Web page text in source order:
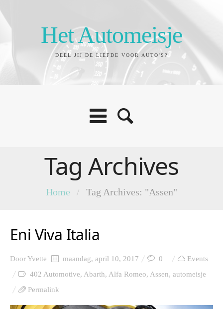
Het Automeisje
DEEL JIJ DE LIEFDE VOOR AUTO'S?
Tag Archives
Home / Tag Archives: "Assen"
Eni Viva Italia
DoorYvette maandag, april 10, 2017 0
Events
402 Automotive, Abarth, Alfa Romeo, Assen, automeisje
Permalink